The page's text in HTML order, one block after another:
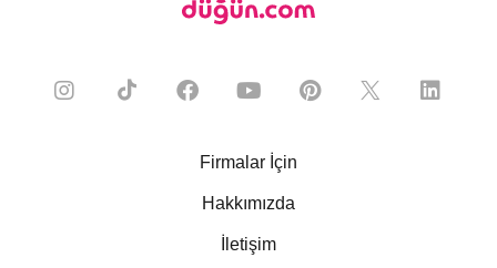
Firmalar İçin
Hakkımızda
İletişim